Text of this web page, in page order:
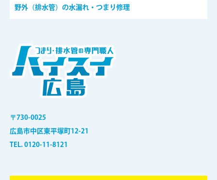
野外（排水管）の水漏れ・つまり修理
〒730-0025
広島市中区東平塚町12-21
TEL. 0120-11-8121